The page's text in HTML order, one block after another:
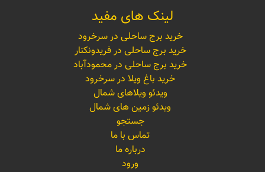
لینک های مفید
خرید برج ساحلی در سرخرود
خرید برج ساحلی در فریدونکنار
خرید برج ساحلی در محمودآباد
خرید باغ ویلا در سرخرود
ویدئو ویلاهای شمال
ویدئو زمین های شمال
جستجو
تماس با ما
درباره ما
ورود